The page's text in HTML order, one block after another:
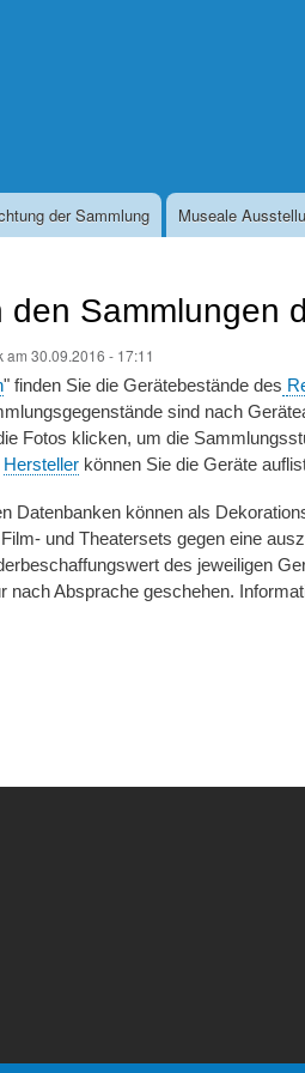
der Sammlung Museale
den Sammlungen
am 30.09.2016 - 17:11
" finden Sie die Gerätebestände des
sind nach
Fotos klicken, um die
Herstellerkönnen Sie die Geräte
Datenbanken können als
und Theatersets gegen eine
des jeweiligen
nach Absprache geschehen.